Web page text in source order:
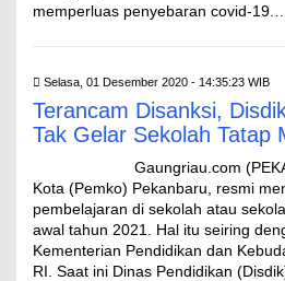
memperluas penyebaran covid-19.…
Selasa, 01 Desember 2020 - 14:35:23 WIB
Terancam Disanksi,
Tak Gelar Sekolah Tatap
Gaungriau.com
Kota (Pemko) Pekanbaru, resmi
pembelajaran di sekolah atau
awal tahun 2021. Hal itu seiring
Kementerian Pendidikan dan
RI. Saat ini Dinas Pendidikan